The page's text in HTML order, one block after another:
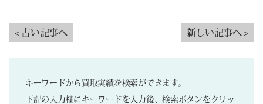
< 古い記事へ 新しい記事へ >
キーワードから買取実績を検索ができます。
下記の入力欄にキーワードを入力後、検索ボタンをクリッ